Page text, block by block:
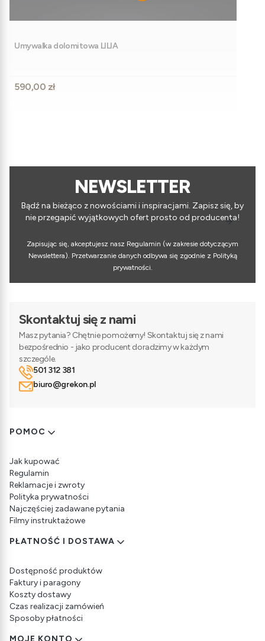
Umywalka dolomitowa LILIA
Cena
590,00 zł
NEWSLETTER
Bądź na bieżąco z nowościami i inspiracjami. Zapisz się, by
nie przegapić wyjątkowych ofert prosto od producenta!
Zapisując się, akceptujesz nasz Regulamin (w zakresie dotyczącym
Newslettera). Przetwarzanie danych odbywa się zgodnie z Polityką
prywatności.
Skontaktuj się z nami
Masz pytania? Chętnie pomożemy! Skontaktuj się z nami
bezpośrednio - jako producent doradzimy w każdym
szczególe.
501 312 381
biuro@grekon.pl
Linki w stopce
POMOC
Jak kupować
Regulamin
Reklamacje i zwroty
Polityka prywatności
Najczęściej zadawane pytania
Filmy instruktażowe
PŁATNOŚĆ I DOSTAWA
Dostępność produktów
Faktury i paragony
Koszty dostawy
Czas realizacji zamówień
Sposoby płatności
MOJE KONTO